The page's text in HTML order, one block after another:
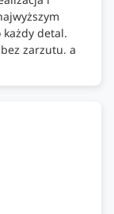
każdy detal.
zarzutu, a
i
Alfa Tech